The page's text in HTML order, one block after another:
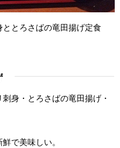
とろさばの竜田揚げ定食
身・とろさばの竜田揚げ・
で美味しい。